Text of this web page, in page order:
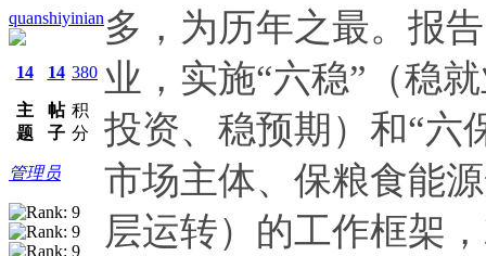
quanshiyinian
14
主
题
14
帖
子
380
积
分
管理员
多，为历年之最。报
业，实施“六稳”（稳
投资、稳预期）和“六
市场主体、保粮食能
层运转）的工作框架